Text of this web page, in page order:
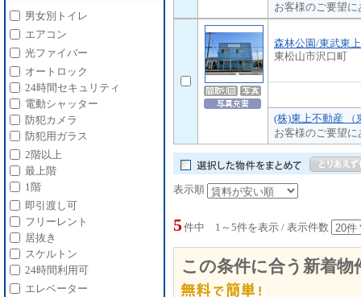
お客様のご要望
森林公園/東武東
東松山市沢口町
(株)東上不動産 （
お客様のご要望
表示順
5件中 1～5件を表示 / 表示件数
この条件に合う新着
男女別トイレ
エアコン
光ファイバー
オートロック
24時間セキュリティ
電動シャッター
防犯カメラ
防犯用ガラス
2階以上
最上階
1階
即引渡し可
フリーレント
居抜き
スケルトン
24時間利用可
エレベーター